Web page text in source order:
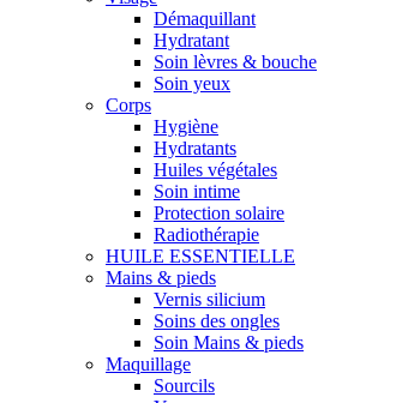
Démaquillant
Hydratant
Soin lèvres & bouche
Soin yeux
Corps
Hygiène
Hydratants
Huiles végétales
Soin intime
Protection solaire
Radiothérapie
HUILE ESSENTIELLE
Mains & pieds
Vernis silicium
Soins des ongles
Soin Mains & pieds
Maquillage
Sourcils